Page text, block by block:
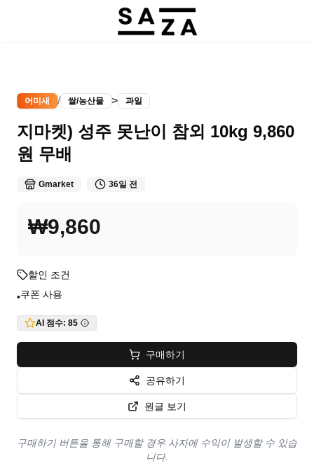
어미새 / 쌀/농산물 > 과일
지마켓) 성주 못난이 참외 10kg 9,860
원 무배
Gmarket 36일 전
₩9,860
할인 조건
•쿠폰 사용
AI 점수: 85
구매하기
공유하기
원글 보기
구매하기 버튼을 통해 구매할 경우 사자에 수익이 발생할 수 있습
니다.